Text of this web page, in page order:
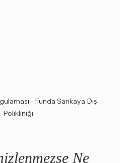
- Funda Sarıkaya Diş
Polikliniği
Ne